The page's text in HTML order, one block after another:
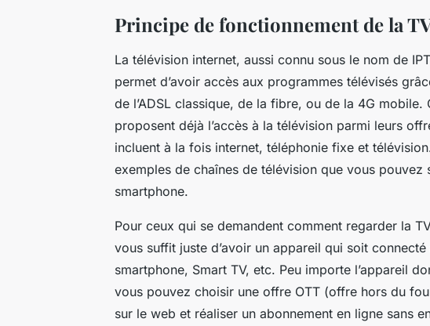
Principe de fonctionnement de la
La télévision internet, aussi connu sous le nom de
permet d’avoir accès aux programmes télévisés
de l’ADSL classique, de la fibre, ou de la 4G
proposent déjà l’accès à la télévision parmi leurs
incluent à la fois internet, téléphonie fixe et
exemples de chaînes de télévision que vous
smartphone.
Pour ceux qui se demandent comment regarder la
vous suffit juste d’avoir un appareil qui soit
smartphone, Smart TV, etc. Peu importe l’appareil
vous pouvez choisir une offre OTT (offre hors du
sur le web et réaliser un abonnement en ligne sans